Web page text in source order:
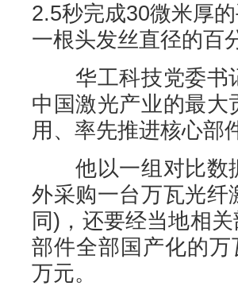
2.5秒完成30微米厚
一根头发丝直径的百
华工科技党委书
中国激光产业的最
用、率先推进核心部
他以一组对比数
外采购一台万瓦光纤
同)，还要经当地相
部件全部国产化的
万元。